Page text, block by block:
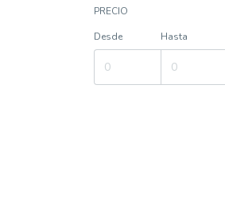
PRECIO
Desde
Hasta